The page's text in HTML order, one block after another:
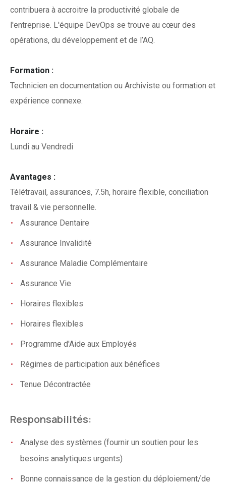
contribuera à accroitre la productivité globale de
l'entreprise. L'équipe DevOps se trouve au cœur des
opérations, du développement et de l’AQ.
Formation :
Technicien en documentation ou Archiviste ou formation et
expérience connexe.
Horaire :
Lundi au Vendredi
Avantages :
Télétravail, assurances, 7.5h, horaire flexible, conciliation
travail & vie personnelle.
Assurance Dentaire
Assurance Invalidité
Assurance Maladie Complémentaire
Assurance Vie
Horaires flexibles
Horaires flexibles
Programme d'Aide aux Employés
Régimes de participation aux bénéfices
Tenue Décontractée
Responsabilités:
Analyse des systèmes (fournir un soutien pour les
besoins analytiques urgents)
Bonne connaissance de la gestion du déploiement/de